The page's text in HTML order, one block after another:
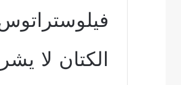
فيلوستراتوس
الكتان لا